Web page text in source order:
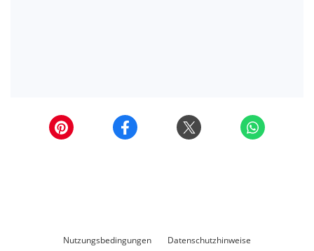
Nutzungsbedingungen Datenschutzhinweise